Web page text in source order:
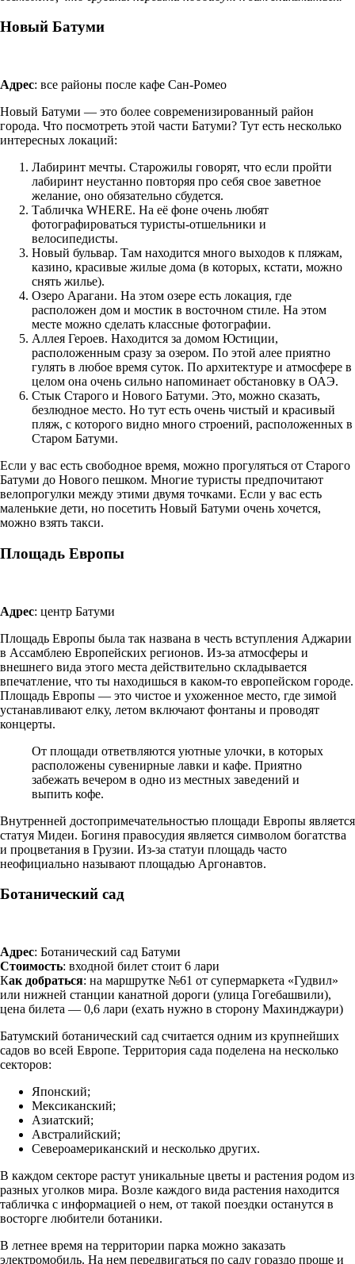
Новый Батуми
Адрес: все районы после кафе Сан-Ромео
Новый Батуми — это более современизированный район
города. Что посмотреть этой части Батуми? Тут есть несколько
интересных локаций:
Лабиринт мечты. Старожилы говорят, что если пройти
лабиринт неустанно повторяя про себя свое заветное
желание, оно обязательно сбудется.
Табличка WHERE. На её фоне очень любят
фотографироваться туристы-отшельники и
велосипедисты.
Новый бульвар. Там находится много выходов к пляжам,
казино, красивые жилые дома (в которых, кстати, можно
снять жилье).
Озеро Арагани. На этом озере есть локация, где
расположен дом и мостик в восточном стиле. На этом
месте можно сделать классные фотографии.
Аллея Героев. Находится за домом Юстиции,
расположенным сразу за озером. По этой алее приятно
гулять в любое время суток. По архитектуре и атмосфере в
целом она очень сильно напоминает обстановку в ОАЭ.
Стык Старого и Нового Батуми. Это, можно сказать,
безлюдное место. Но тут есть очень чистый и красивый
пляж, с которого видно много строений, расположенных в
Старом Батуми.
Если у вас есть свободное время, можно прогуляться от Старого
Батуми до Нового пешком. Многие туристы предпочитают
велопрогулки между этими двумя точками. Если у вас есть
маленькие дети, но посетить Новый Батуми очень хочется,
можно взять такси.
Площадь Европы
Адрес: центр Батуми
Площадь Европы была так названа в честь вступления Аджарии
в Ассамблею Европейских регионов. Из-за атмосферы и
внешнего вида этого места действительно складывается
впечатление, что ты находишься в каком-то европейском городе.
Площадь Европы — это чистое и ухоженное место, где зимой
устанавливают елку, летом включают фонтаны и проводят
концерты.
От площади ответвляются уютные улочки, в которых
расположены сувенирные лавки и кафе. Приятно
забежать вечером в одно из местных заведений и
выпить кофе.
Внутренней достопримечательностью площади Европы является
статуя Мидеи. Богиня правосудия является символом богатства
и процветания в Грузии. Из-за статуи площадь часто
неофициально называют площадью Аргонавтов.
Ботанический сад
Адрес: Ботанический сад Батуми
Стоимость: входной билет стоит 6 лари
Как добраться: на маршрутке №61 от супермаркета «Гудвил»
или нижней станции канатной дороги (улица Гогебашвили),
цена билета — 0,6 лари (ехать нужно в сторону Махинджаури)
Батумский ботанический сад считается одним из крупнейших
садов во всей Европе. Территория сада поделена на несколько
секторов:
Японский;
Мексиканский;
Азиатский;
Австралийский;
Североамериканский и несколько других.
В каждом секторе растут уникальные цветы и растения родом из
разных уголков мира. Возле каждого вида растения находится
табличка с информацией о нем, от такой поездки останутся в
восторге любители ботаники.
В летнее время на территории парка можно заказать
электромобиль. На нем передвигаться по саду гораздо проще и